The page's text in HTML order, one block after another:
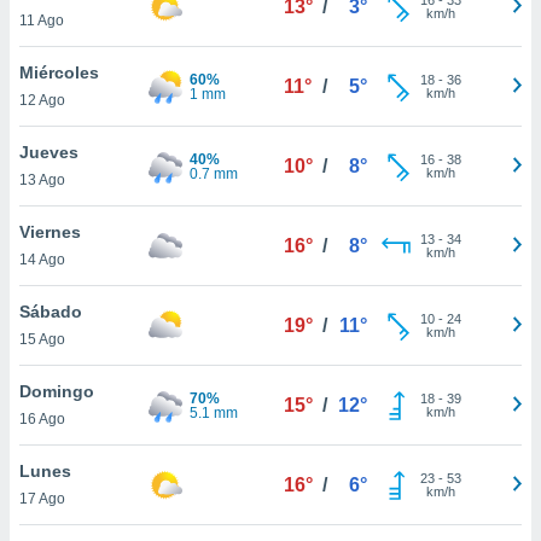
más
nuestra
y
de
disponible
cookies
aceptar
11 Ago
13° / 3°
km/h
Miércoles
12 Ago
60%
1 mm
11° / 5° 18- 36
km/h
Jueves
13 Ago
40%
0.7 mm
10° / 8° 16- 38
km/h
Viernes
14 Ago
16° / 8° 13- 34
km/h
Sábado
15 Ago
19° / 11° 10- 24
km/h
Domingo
16 Ago
70%
5.1 mm
15° / 12° 18- 39
km/h
Lunes
17 Ago
16° / 6° 23- 53
km/h